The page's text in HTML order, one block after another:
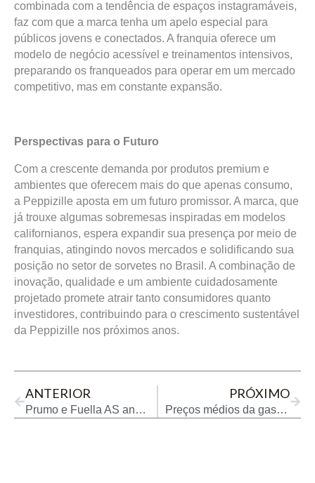
combinada com a tendência de espaços instagramáveis,
faz com que a marca tenha um apelo especial para
públicos jovens e conectados. A franquia oferece um
modelo de negócio acessível e treinamentos intensivos,
preparando os franqueados para operar em um mercado
competitivo, mas em constante expansão.
Perspectivas para o Futuro
Com a crescente demanda por produtos premium e
ambientes que oferecem mais do que apenas consumo,
a Peppizille aposta em um futuro promissor. A marca, que
já trouxe algumas sobremesas inspiradas em modelos
californianos, espera expandir sua presença por meio de
franquias, atingindo novos mercados e solidificando sua
posição no setor de sorvetes no Brasil. A combinação de
inovação, qualidade e um ambiente cuidadosamente
projetado promete atrair tanto consumidores quanto
investidores, contribuindo para o crescimento sustentável
da Peppizille nos próximos anos.
ANTERIOR
Prumo e Fuella AS anunciam primeiro contrato de reserva de área para hub de hidrogênio no Porto do Açu
PRÓXIMO
Preços médios da gasolina e do etanol registrados na BR-101 estão maiores que a média nacional